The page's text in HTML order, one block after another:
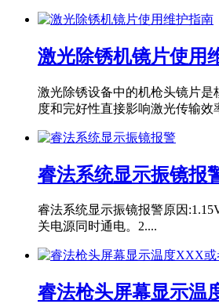
激光除锈机镜片使用
激光除锈设备中的机枪头镜片是
度和完好性直接影响激光传输效
睿法系统显示振镜报
睿法系统显示振镜报警原因
关电源同时通电。2....
睿法枪头屏幕显示温